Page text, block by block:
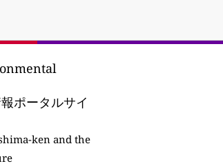
ポータルサイ
ken and the